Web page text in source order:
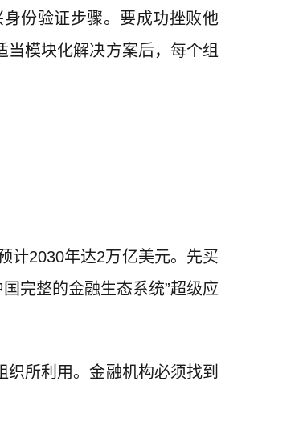
份验证步骤。要成功挫败他
模块化解决方案后，每个组
计2030年达2万亿美元。先买
完整的金融生态系统”超级应
所利用。金融机构必须找到